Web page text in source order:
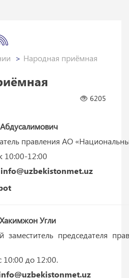
Народная приёмная
6205
правления АО
10:00-12:00
info@uzbekistonmet.uz
Угли
заместитель председателя
10:00 до 12:00.